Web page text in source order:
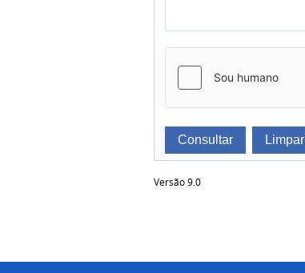
Consultar Limpar
Versão 9.0